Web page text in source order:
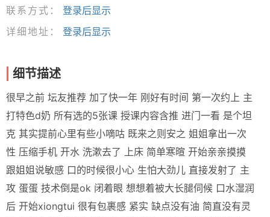
联系方式：
登录后显示
详细地址：
登录后显示
细节描述
很早之前 坛友推荐 加了快一年 刚好有时间 第一次约上 主
打特色d奶 所有选的5张课 授课内容含推 进门一看 是个坦
克 其实提前心里有些小嘀咕 既来之则安之 姐姐拿出一次
性 压缩手机 开水 洗漱去了 上床 简单寒暄 开始亲亲摸摸
跟姐姐说敏感 口的时候很小心 生怕大劲儿 直接发射了 主
攻 蛋蛋 技术倒是ok 闭着眼 想想着被大长腿伺候 口水湿润
后 开始xiongtui 很有包裹感 紧实 缺点没有油 简直没有灵